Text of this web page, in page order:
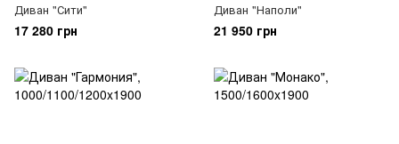
Диван "Сити"
17 280 грн
Диван "Наполи"
21 950 грн